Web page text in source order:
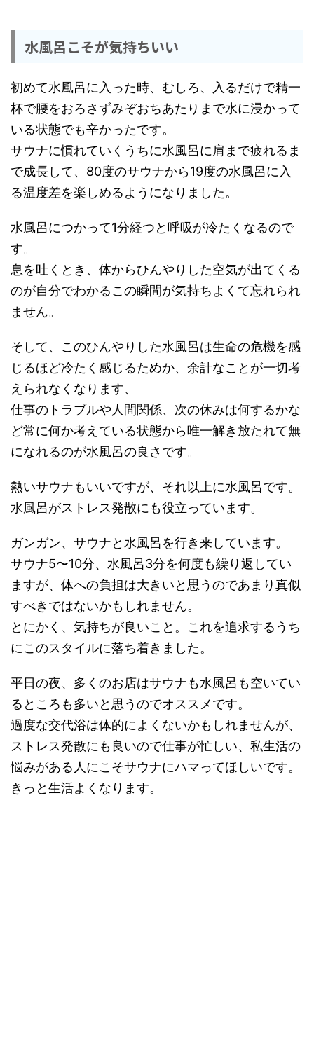
水風呂こそが気持ちいい
初めて水風呂に入った時、むしろ、入るだけで精一
杯で腰をおろさずみぞおちあたりまで水に浸かって
いる状態でも辛かったです。
サウナに慣れていくうちに水風呂に肩まで疲れるま
で成長して、80度のサウナから19度の水風呂に入
る温度差を楽しめるようになりました。
水風呂につかって1分経つと呼吸が冷たくなるので
す。
息を吐くとき、体からひんやりした空気が出てくる
のが自分でわかるこの瞬間が気持ちよくて忘れられ
ません。
そして、このひんやりした水風呂は生命の危機を感
じるほど冷たく感じるためか、余計なことが一切考
えられなくなります、
仕事のトラブルや人間関係、次の休みは何するかな
ど常に何か考えている状態から唯一解き放たれて無
になれるのが水風呂の良さです。
熱いサウナもいいですが、それ以上に水風呂です。
水風呂がストレス発散にも役立っています。
ガンガン、サウナと水風呂を行き来しています。
サウナ5〜10分、水風呂3分を何度も繰り返してい
ますが、体への負担は大きいと思うのであまり真似
すべきではないかもしれません。
とにかく、気持ちが良いこと。これを追求するうち
にこのスタイルに落ち着きました。
平日の夜、多くのお店はサウナも水風呂も空いてい
るところも多いと思うのでオススメです。
過度な交代浴は体的によくないかもしれませんが、
ストレス発散にも良いので仕事が忙しい、私生活の
悩みがある人にこそサウナにハマってほしいです。
きっと生活よくなります。